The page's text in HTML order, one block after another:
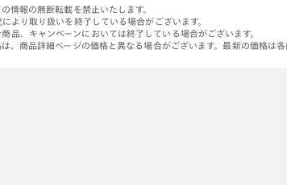
情報の無断転載を禁止いたします。
より取り扱いを終了している場合がございます。
品、キャンペーンにおいては終了している場合がございます。
、商品詳細ページの価格と異なる場合がございます。最新の価格は各